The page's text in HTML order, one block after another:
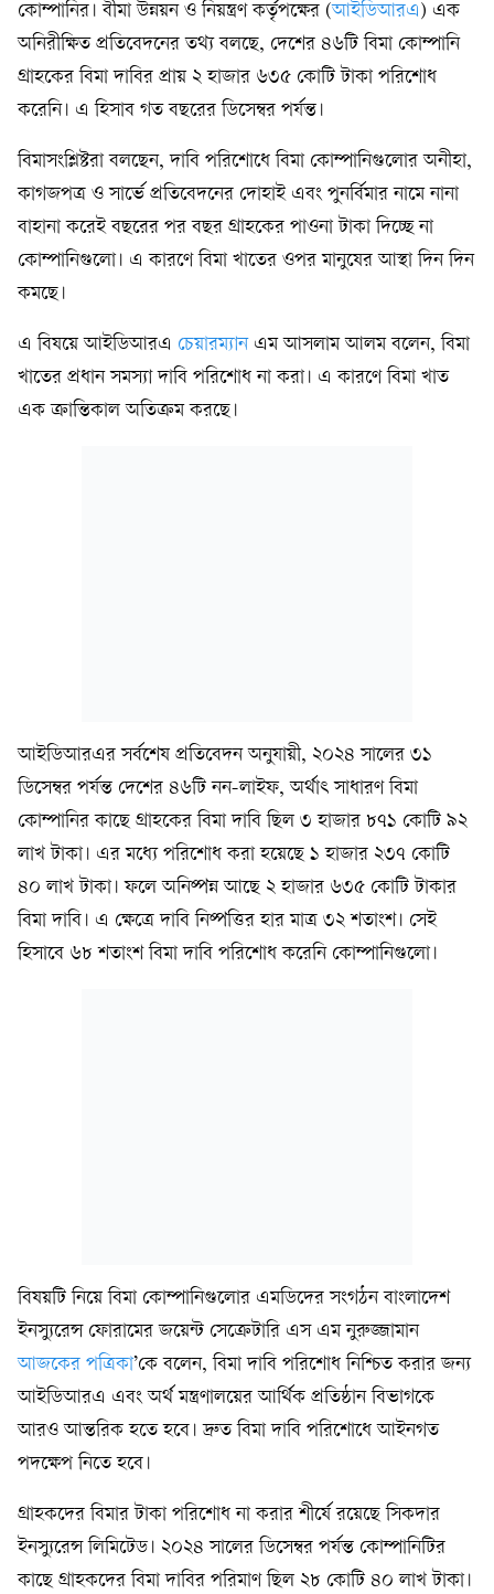
কোম্পানির। বীমা উন্নয়ন ও নিয়ন্ত্রণ কর্তৃপক্ষের (আইডিআরএ ) এক
অনিরীক্ষিত প্রতিবেদনের তথ্য বলছে, দেশের ৪৬টি বিমা কোম্পানি
গ্রাহকের বিমা দাবির প্রায় ২ হাজার ৬৩৫ কোটি টাকা পরিশোধ
করেনি। এ হিসাব গত বছরের ডিসেম্বর পর্যন্ত।
বিমাসংশ্লিষ্টরা বলছেন, দাবি পরিশোধে বিমা কোম্পানিগুলোর অনীহা,
কাগজপত্র ও সার্ভে প্রতিবেদনের দোহাই এবং পুনর্বিমার নামে নানা
বাহানা করেই বছরের পর বছর গ্রাহকের পাওনা টাকা দিচ্ছে না
কোম্পানিগুলো। এ কারণে বিমা খাতের ওপর মানুষের আস্থা দিন দিন
কমছে।
এ বিষয়ে আইডিআরএ চেয়ারম্যানএম আসলাম আলম বলেন, বিমা
খাতের প্রধান সমস্যা দাবি পরিশোধ না করা। এ কারণে বিমা খাত
এক ক্রান্তিকাল অতিক্রম করছে।
আইডিআরএর সর্বশেষ প্রতিবেদন অনুযায়ী, ২০২৪ সালের ৩১
ডিসেম্বর পর্যন্ত দেশের ৪৬টি নন-লাইফ, অর্থাৎ সাধারণ বিমা
কোম্পানির কাছে গ্রাহকের বিমা দাবি ছিল ৩ হাজার ৮৭১ কোটি ৯২
লাখ টাকা। এর মধ্যে পরিশোধ করা হয়েছে ১ হাজার ২৩৭ কোটি
৪০ লাখ টাকা। ফলে অনিষ্পন্ন আছে ২ হাজার ৬৩৫ কোটি টাকার
বিমা দাবি। এ ক্ষেত্রে দাবি নিষ্পত্তির হার মাত্র ৩২ শতাংশ। সেই
হিসাবে ৬৮ শতাংশ বিমা দাবি পরিশোধ করেনি কোম্পানিগুলো।
বিষয়টি নিয়ে বিমা কোম্পানিগুলোর এমডিদের সংগঠন বাংলাদেশ
ইনস্যুরেন্স ফোরামের জয়েন্ট সেক্রেটারি এস এম নুরুজ্জামান
আজকের পত্রিকা’কে বলেন, বিমা দাবি পরিশোধ নিশ্চিত করার জন্য
আইডিআরএ এবং অর্থ মন্ত্রণালয়ের আর্থিক প্রতিষ্ঠান বিভাগকে
আরও আন্তরিক হতে হবে। দ্রুত বিমা দাবি পরিশোধে আইনগত
পদক্ষেপ নিতে হবে।
গ্রাহকদের বিমার টাকা পরিশোধ না করার শীর্ষে রয়েছে সিকদার
ইনস্যুরেন্স লিমিটেড। ২০২৪ সালের ডিসেম্বর পর্যন্ত কোম্পানিটির
কাছে গ্রাহকদের বিমা দাবির পরিমাণ ছিল ২৮ কোটি ৪০ লাখ টাকা।